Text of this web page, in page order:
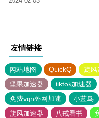
友情链接
网站地图 QuickQ 旋风
坚果加速器
tiktok加速器
免费vqn外网加速
小蓝鸟
旋风加速器
八戒看书